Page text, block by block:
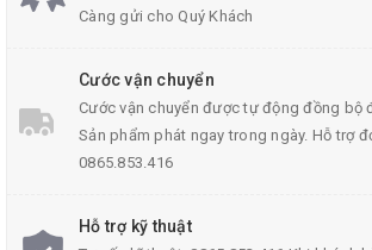
Thông Số Kĩ Thuật:
Loại: Triết áp đôi
Số lượng: 5 cái
Số chân: 6 chân chia ra 3 chân trên, 3
Công suất 1/8~1/4W
Càng gửi cho Quý Khách
Cước vận chuyển
Cước vận chuyển được tự động đồng bộ
Sản phẩm phát ngay trong ngày. Hỗ trợ
0865.853.416
Hỗ trợ kỹ thuật